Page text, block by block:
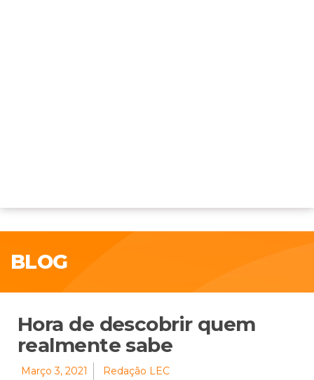
BLOG
Hora de descobrir quem
realmente sabe
Março 3, 2021 Redação LEC